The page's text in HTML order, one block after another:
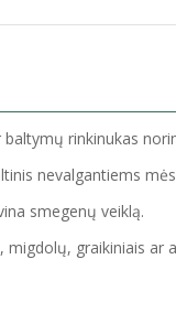
rinkinukas
nevalgantiems
smegenų veiklą.
graikiniais ar